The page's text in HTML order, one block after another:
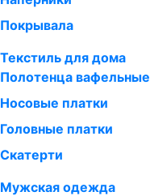
Покрывала
Текстиль для дома
Полотенца вафельные
Носовые платки
Головные платки
Скатерти
Мужская одежда